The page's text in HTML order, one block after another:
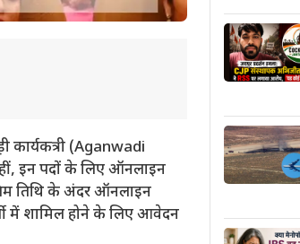
कार्यकत्री (Aganwadi
इन पदों के लिए ऑनलाइन
तिथि के अंदर ऑनलाइन
में शामिल होने के लिए आवेदन